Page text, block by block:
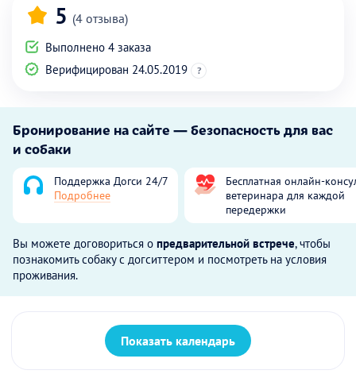
5 (4 отзыва)
Выполнено 4 заказа
Верифицирован 24.05.2019
?
Бронирование на сайте — безопасность для вас
и собаки
Поддержка Догси 24/7
Подробнее
Бесплатная онлайн-
ветеринара для каждой
передержки
Вы можете договориться о предварительной встрече, чтобы
познакомить собаку с догситтером и посмотреть на условия
проживания.
Показать календарь